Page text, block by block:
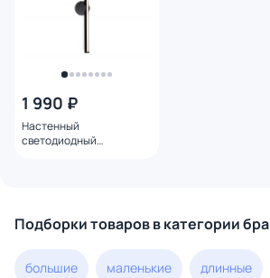
1 990 ₽
Настенный
светодиодный
Подборки товаров в категории бра
большие маленькие длинные